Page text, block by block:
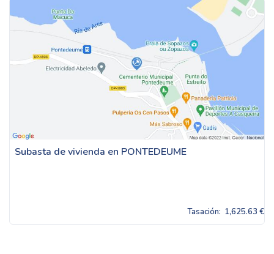
Subasta de vivienda en PONTEDEUME
Tasación: 1,625.63 €